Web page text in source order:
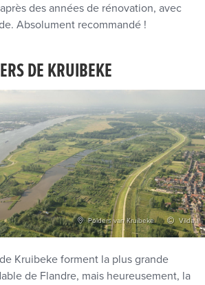
des années de rénovation, avec
Absolument recommandé !
DE KRUIBEKE
Polders van Kruibeke Vilda
Kruibeke forment la plus grande
de Flandre, mais heureusement, la